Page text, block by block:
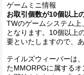
ゲームミニ情報
お取引個数が10個以上
TWのゲームシステム
となります。10個以上
要といたしますので、
テイルズウィーバーは
たMMORPGに属する